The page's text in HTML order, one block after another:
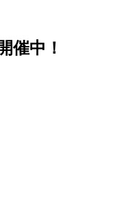
催中！